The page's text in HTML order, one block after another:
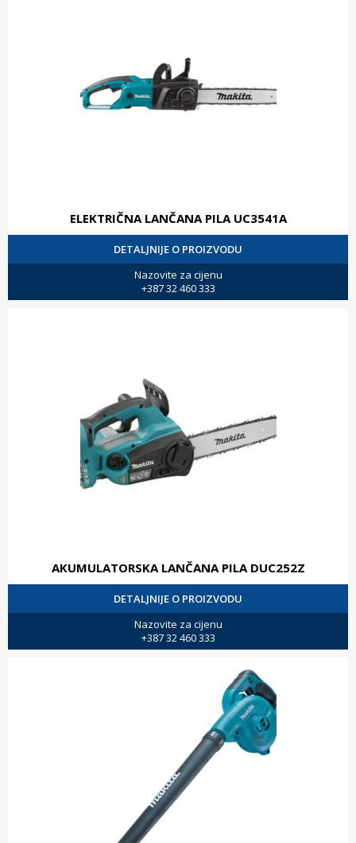
ELEKTRIČNA LANČANA PILA UC3541A
DETALJNIJE O PROIZVODU
Nazovite za cijenu
+387 32 460 333
AKUMULATORSKA LANČANA PILA DUC252Z
DETALJNIJE O PROIZVODU
Nazovite za cijenu
+387 32 460 333